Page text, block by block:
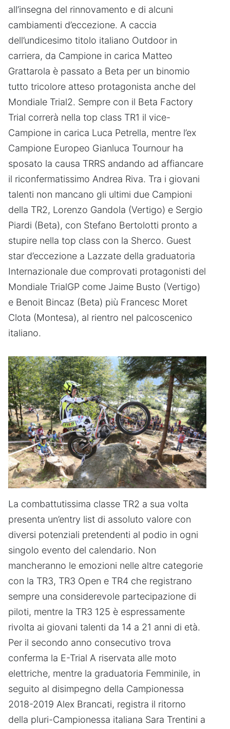
all’insegna del rinnovamento e di alcuni
cambiamenti d’eccezione. A caccia
dell’undicesimo titolo italiano Outdoor in
carriera, da Campione in carica Matteo
Grattarola è passato a Beta per un binomio
tutto tricolore atteso protagonista anche del
Mondiale Trial2. Sempre con il Beta Factory
Trial correrà nella top class TR1 il vice-
Campione in carica Luca Petrella, mentre l’ex
Campione Europeo Gianluca Tournour ha
sposato la causa TRRS andando ad affiancare
il riconfermatissimo Andrea Riva. Tra i giovani
talenti non mancano gli ultimi due Campioni
della TR2, Lorenzo Gandola (Vertigo) e Sergio
Piardi (Beta), con Stefano Bertolotti pronto a
stupire nella top class con la Sherco. Guest
star d’eccezione a Lazzate della graduatoria
Internazionale due comprovati protagonisti del
Mondiale TrialGP come Jaime Busto (Vertigo)
e Benoit Bincaz (Beta) più Francesc Moret
Clota (Montesa), al rientro nel palcoscenico
italiano.
La combattutissima classe TR2 a sua volta
presenta un’entry list di assoluto valore con
diversi potenziali pretendenti al podio in ogni
singolo evento del calendario. Non
mancheranno le emozioni nelle altre categorie
con la TR3, TR3 Open e TR4 che registrano
sempre una considerevole partecipazione di
piloti, mentre la TR3 125 è espressamente
rivolta ai giovani talenti da 14 a 21 anni di età.
Per il secondo anno consecutivo trova
conferma la E-Trial A riservata alle moto
elettriche, mentre la graduatoria Femminile, in
seguito al disimpegno della Campionessa
2018-2019 Alex Brancati, registra il ritorno
della pluri-Campionessa italiana Sara Trentini a